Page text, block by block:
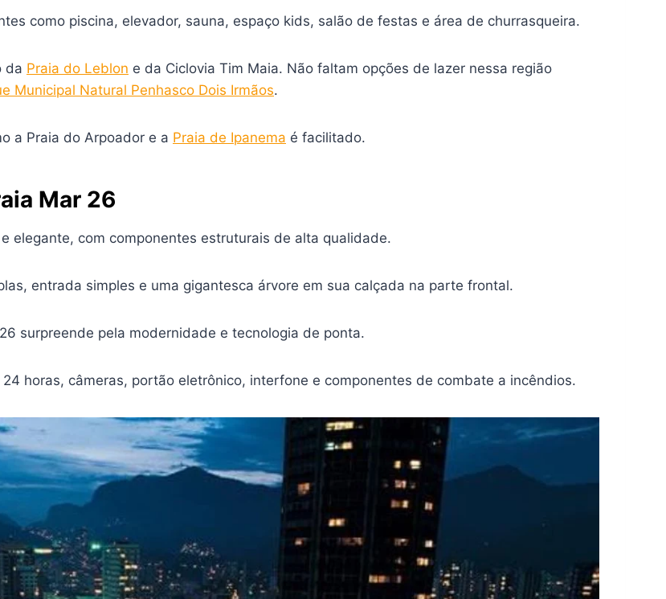
como piscina, elevador, sauna, espaço kids, salão de festas e área de churrasqueira.
da Praia do Leblon e da Ciclovia Tim Maia. Não faltam opções de lazer nessa região
Municipal Natural Penhasco Dois Irmãos.
a Praia do Arpoador e a Praia de Ipanema é facilitado.
Mar 26
elegante, com componentes estruturais de alta qualidade.
entrada simples e uma gigantesca árvore em sua calçada na parte frontal.
surpreende pela modernidade e tecnologia de ponta.
horas, câmeras, portão eletrônico, interfone e componentes de combate a incêndios.